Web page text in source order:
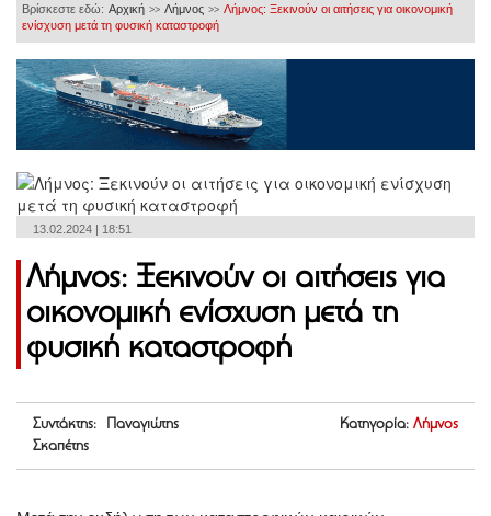
Βρίσκεστε εδώ: Αρχική >> Λήμνος >> Λήμνος: Ξεκινούν οι αιτήσεις για οικονομική
ενίσχυση μετά τη φυσική καταστροφή
13.02.2024 | 18:51
Λήμνος: Ξεκινούν οι αιτήσεις για
οικονομική ενίσχυση μετά τη
φυσική καταστροφή
Συντάκτης: Παναγιώτης
Σκαπέτης
Κατηγορία: Λήμνος